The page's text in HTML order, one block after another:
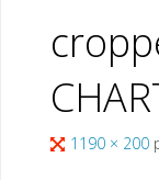
Full1190 × 200